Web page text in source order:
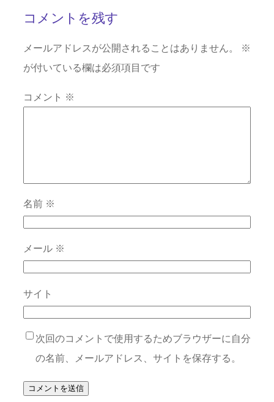
コメントを残す
メールアドレスが公開されることはありません。
※
が付いている欄は必須項目です
コメント ※
名前 ※
メール ※
サイト
次回のコメントで使用するためブラウザーに自分
の名前、メールアドレス、サイトを保存する。